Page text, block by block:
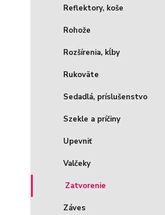
Reflektory, koše
Rohože
Rozšírenia, kĺby
Rukoväte
Sedadlá, príslušenstvo
Szekle a príčiny
Upevniť
Valčeky
Zatvorenie
Záves